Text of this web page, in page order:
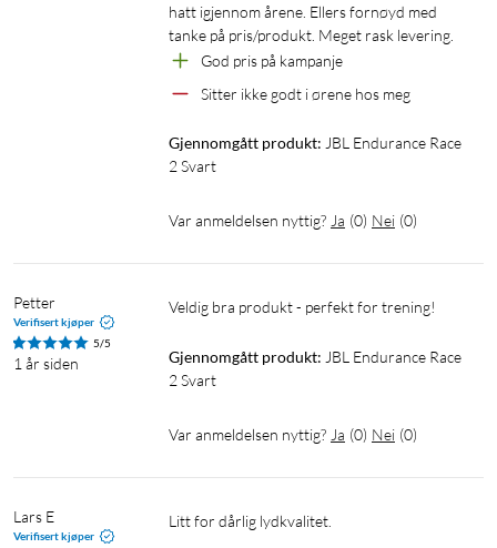
hatt igjennom årene. Ellers fornøyd med
tanke på pris/produkt. Meget rask levering.
God pris på kampanje
Sitter ikke godt i ørene hos meg
Gjennomgått produkt: JBL Endurance Race
2 Svart
Var anmeldelsen nyttig? Ja (0) Nei (0)
Petter
Verifisert kjøper
5/5
1 år siden
Veldig bra produkt - perfekt for trening!
Gjennomgått produkt: JBL Endurance Race
2 Svart
Var anmeldelsen nyttig? Ja (0) Nei (0)
Lars E
Verifisert kjøper
Litt for dårlig lydkvalitet.